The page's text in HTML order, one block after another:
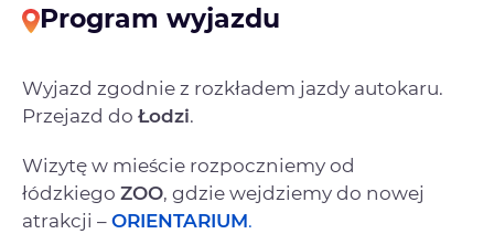
Program wyjazdu
Wyjazd zgodnie z rozkładem jazdy autokaru.
Przejazd do Łodzi.
Wizytę w mieście rozpoczniemy od
łódzkiego ZOO, gdzie wejdziemy do nowej
atrakcji – ORIENTARIUM.